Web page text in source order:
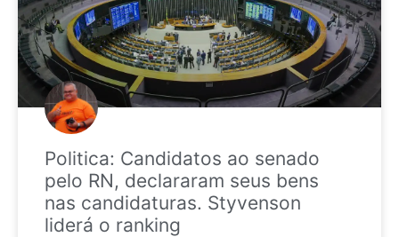
Politica: Candidatos ao senado
pelo RN, declararam seus bens
nas candidaturas. Styvenson
liderá o ranking